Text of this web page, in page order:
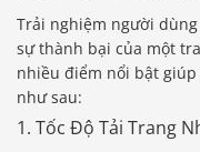
Trải nghiệm người
sự thành bại của một
nhiều điểm nổi bật
như sau:
1. Tốc Độ Tải Trang